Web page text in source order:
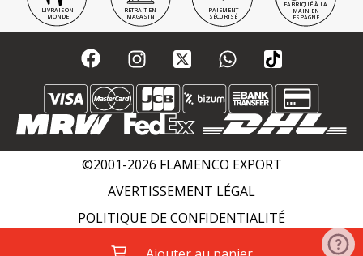
LIVRAISON
MONDE
RETRAIT EN
MAGASIN
PAIEMENT
SÉCURISÉ
FABRIQUÉ À LA
MAIN EN
ESPAGNE
©2001-2026 FLAMENCO EXPORT
AVERTISSEMENT LÉGAL
POLITIQUE DE CONFIDENTIALITÉ
POLITIQUE DE COOKIES
WIKI FLAMENCO